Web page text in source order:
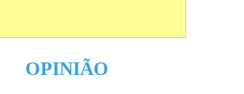
OPINIÃO